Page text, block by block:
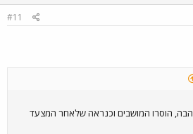
#11
הוסרו המושבים וכנראה שלאחר המצעד